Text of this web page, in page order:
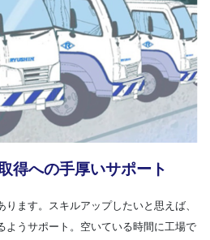
得への手厚いサポート
ます。スキルアップしたいと思えば、
ようサポート。空いている時間に工場で